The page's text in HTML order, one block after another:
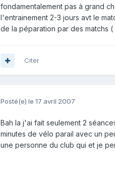
fondamentalement pas à grand
l'entrainement 2-3 jours avt le
de la péparation par des matchs
Citer
Posté(e) le 17 avril 2007
Bah la j'ai fait seulement 2
minutes de vélo parail avec un
une personne du club qui et je